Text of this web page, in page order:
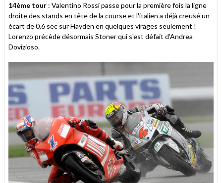
14ème tour : Valentino Rossi passe pour la première fois la ligne
droite des stands en tête de la course et l'italien a déjà creusé un
écart de 0,6 sec sur Hayden en quelques virages seulement !
Lorenzo précède désormais Stoner qui s'est défait d'Andrea
Dovizioso.